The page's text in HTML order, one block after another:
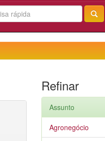
Refinar
Assunto
Agronegócio